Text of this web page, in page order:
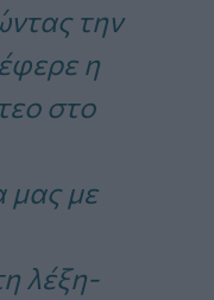
την
η
στο
μας με
λέξη-